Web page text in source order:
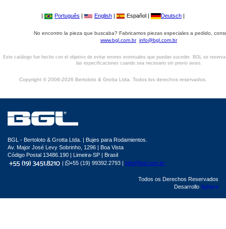
| Português | English | Español | Deutsch |
No encontro la pieza que buscaba? Fabricamos piezas especiales a pedido,
www.bgl.com.br info@bgl.com.br
Este catálogo fue hecho con el objetivo de evitar errores eventuales que puedan suceder. BGL se
las especificaciones cuando sea necesario sin previo aviso.
Copyright © 2006-2026 Bertoloto & Grotta Ltda. Todos los derechos reservados.
BGL - Bertoloto & Grotta Ltda. | Bujes para Rodamientos.
Av. Major José Levy Sobrinho, 1296 | Boa Vista
Código Postal 13486.190 | Limeira-SP | Brasil
|
+55 (19) 99392.2793 | info@bgl.com.br
Todos os Derechos Reservados
Desarrollo Sphera